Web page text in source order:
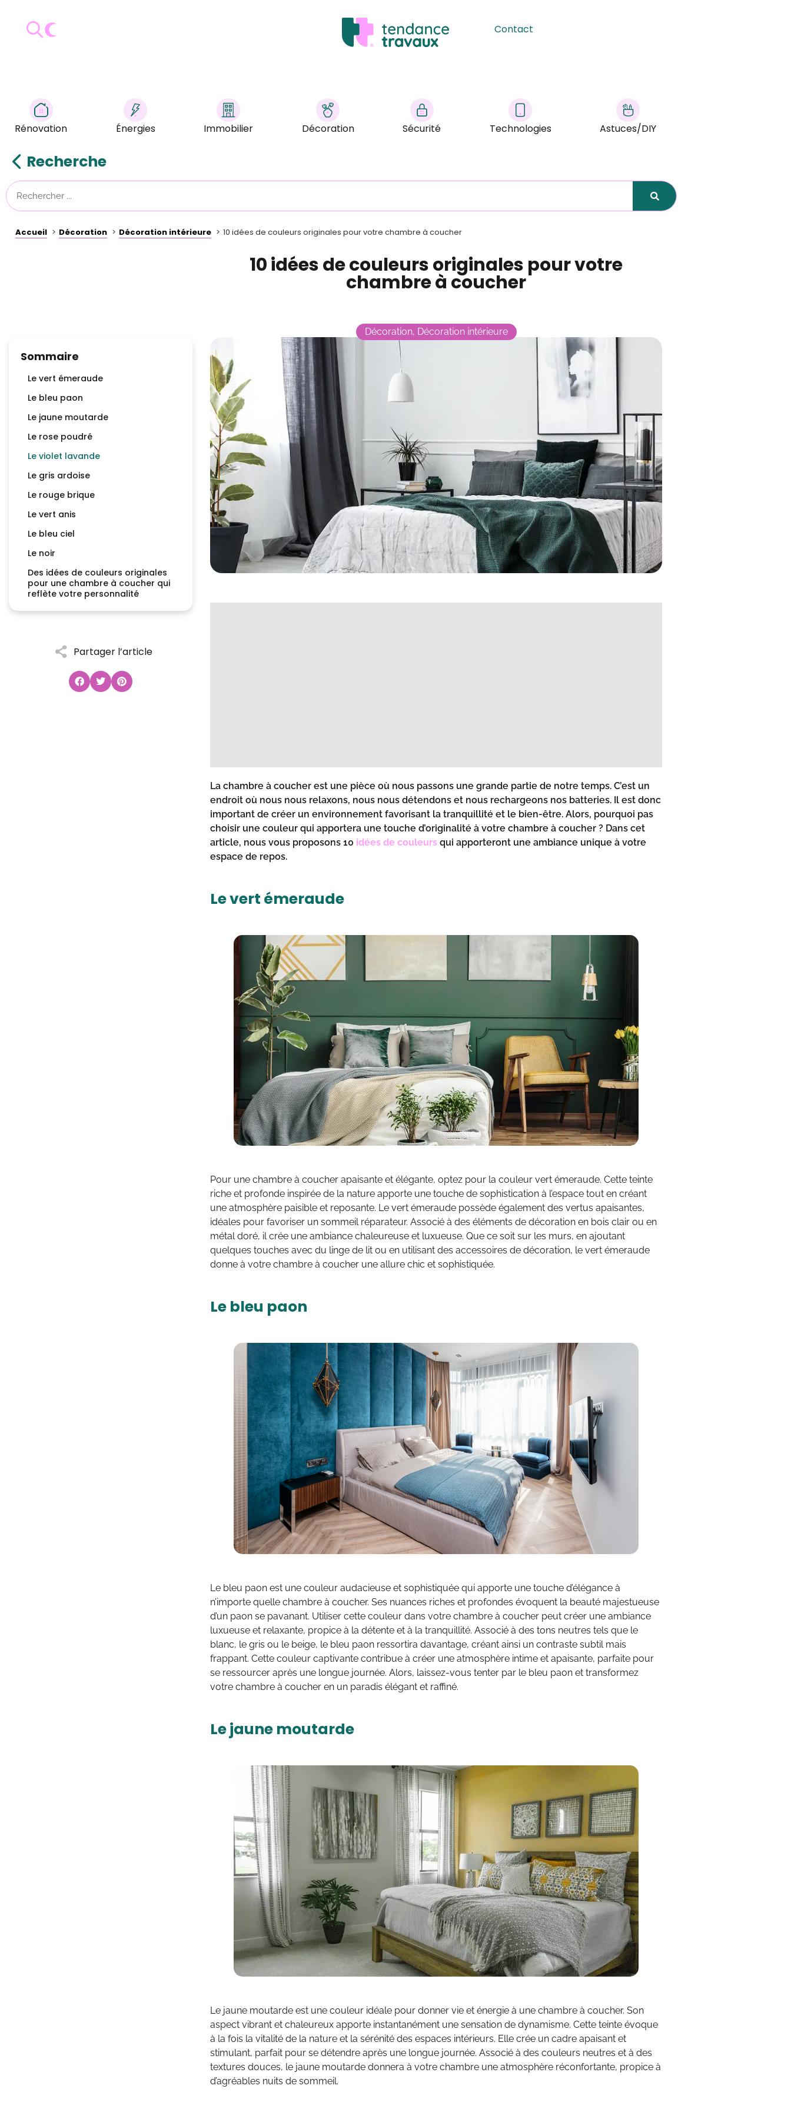
Contact
Rénovation Énergies Immobilier Décoration Sécurité Technologies Astuces/DIY
Recherche
Accueil Décoration Décoration intérieure 10 idées de couleurs originales pour votre chambre à coucher
Sommaire
Le vert émeraude
Le bleu paon
Le jaune moutarde
Le rose poudré
Le violet lavande
Le gris ardoise
Le rouge brique
Le vert anis
Le bleu ciel
Le noir
Des idées de couleurs originales
pour une chambre à coucher qui
reflète votre personnalité
Partager l’article
10 idées de couleurs originales pour votre
chambre à coucher
Décoration, Décoration intérieure
La chambre à coucher est une pièce où nous passons une grande partie de notre temps. C’est un
endroit où nous nous relaxons, nous nous détendons et nous rechargeons nos batteries. Il est donc
important de créer un environnement favorisant la tranquillité et le bien-être. Alors, pourquoi pas
choisir une couleur qui apportera une touche d’originalité à votre chambre à coucher ? Dans cet
article, nous vous proposons 10 idées de couleurs qui apporteront une ambiance unique à votre
espace de repos.
Le vert émeraude
Pour une chambre à coucher apaisante et élégante, optez pour la couleur vert émeraude. Cette teinte
riche et profonde inspirée de la nature apporte une touche de sophistication à l’espace tout en créant
une atmosphère paisible et reposante. Le vert émeraude possède également des vertus apaisantes,
idéales pour favoriser un sommeil réparateur. Associé à des éléments de décoration en bois clair ou en
métal doré, il crée une ambiance chaleureuse et luxueuse. Que ce soit sur les murs, en ajoutant
quelques touches avec du linge de lit ou en utilisant des accessoires de décoration, le vert émeraude
donne à votre chambre à coucher une allure chic et sophistiquée.
Le bleu paon
Le bleu paon est une couleur audacieuse et sophistiquée qui apporte une touche d’élégance à
n’importe quelle chambre à coucher. Ses nuances riches et profondes évoquent la beauté majestueuse
d’un paon se pavanant. Utiliser cette couleur dans votre chambre à coucher peut créer une ambiance
luxueuse et relaxante, propice à la détente et à la tranquillité. Associé à des tons neutres tels que le
blanc, le gris ou le beige, le bleu paon ressortira davantage, créant ainsi un contraste subtil mais
frappant. Cette couleur captivante contribue à créer une atmosphère intime et apaisante, parfaite pour
se ressourcer après une longue journée. Alors, laissez-vous tenter par le bleu paon et transformez
votre chambre à coucher en un paradis élégant et raffiné.
Le jaune moutarde
Le jaune moutarde est une couleur idéale pour donner vie et énergie à une chambre à coucher. Son
aspect vibrant et chaleureux apporte instantanément une sensation de dynamisme. Cette teinte évoque
à la fois la vitalité de la nature et la sérénité des espaces intérieurs. Elle crée un cadre apaisant et
stimulant, parfait pour se détendre après une longue journée. Associé à des couleurs neutres et à des
textures douces, le jaune moutarde donnera à votre chambre une atmosphère réconfortante, propice à
d’agréables nuits de sommeil.